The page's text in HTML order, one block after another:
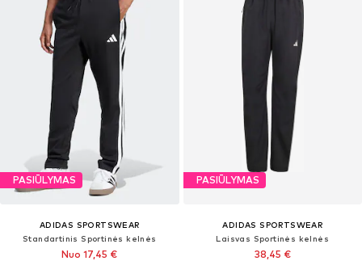
PASIŪLYMAS
ADIDAS SPORTSWEAR
Standartinis Sportinės kelnės
Nuo 17,45 €
PASIŪLYMAS
ADIDAS SPORTSWEAR
Laisvas Sportinės kelnės
38,45 €